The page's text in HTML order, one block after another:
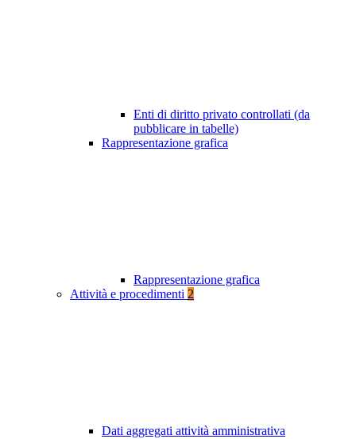
Enti di diritto privato controllati (da
pubblicare in tabelle)
Rappresentazione grafica
Rappresentazione grafica
Attività e procedimenti 2
Dati aggregati attività amministrativa